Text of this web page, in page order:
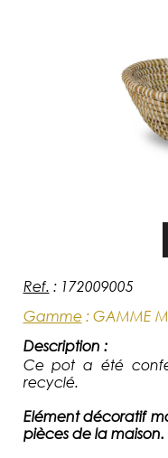
Ref. : 172009005
Gamme: GAMME
Description :
Ce pot a été
recyclé.
Elément décoratif
pièces de la maison.